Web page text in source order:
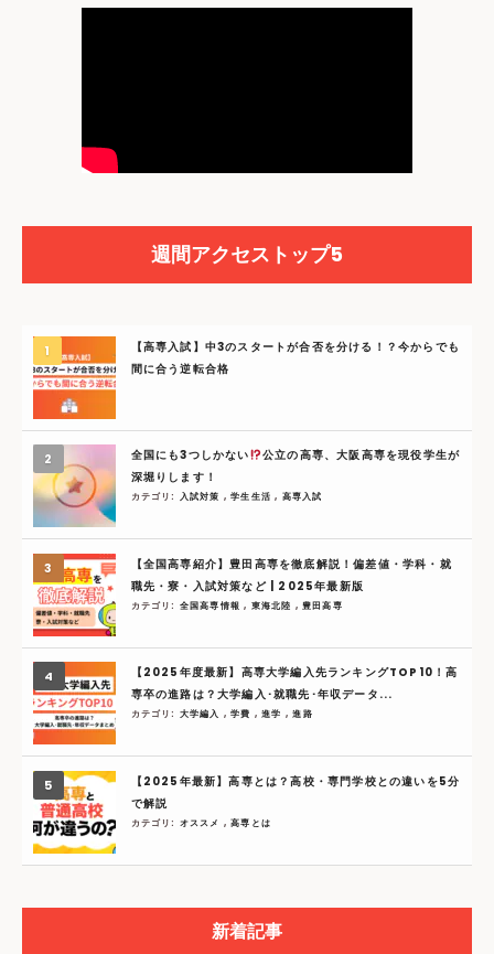
週間アクセストップ5
【高専入試】中3のスタートが合否を分ける！？今からでも
間に合う逆転合格
全国にも3つしかない
公立の高専、大阪高専を現役学生が
深堀りします！
カテゴリ: 入試対策 ,学生生活, 高専入試
【全国高専紹介】豊田高専を徹底解説！偏差値・学科・就
職先・寮・入試対策など | 2025年最新版
カテゴリ: 全国高専情報, 東海北陸 ,豊田高専
【2025年度最新】高専大学編入先ランキングTOP10！高
専卒の進路は？大学編入･就職先･年収データ...
カテゴリ: 大学編入 ,学費 ,進学 ,進路
【2025年最新】高専とは？高校・専門学校との違いを5分
で解説
カテゴリ: オススメ ,高専とは
新着記事